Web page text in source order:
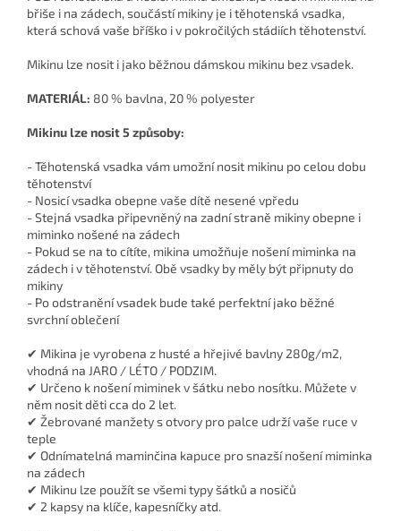
břiše i na zádech, součástí mikiny je i těhotenská vsadka,
která schová vaše bříško i v pokročilých stádiích těhotenství.
Mikinu lze nosit i jako běžnou dámskou mikinu bez vsadek.
MATERIÁL: 80 % bavlna, 20 % polyester
Mikinu lze nosit 5 způsoby:
- Těhotenská vsadka vám umožní nosit mikinu po celou dobu
těhotenství
- Nosicí vsadka obepne vaše dítě nesené vpředu
- Stejná vsadka připevněný na zadní straně mikiny obepne i
miminko nošené na zádech
- Pokud se na to cítíte, mikina umožňuje nošení miminka na
zádech i v těhotenství. Obě vsadky by měly být připnuty do
mikiny
- Po odstranění vsadek bude také perfektní jako běžné
svrchní oblečení
✔ Mikina je vyrobena z husté a hřejivé bavlny 280g/m2,
vhodná na JARO / LÉTO / PODZIM.
✔ Určeno k nošení miminek v šátku nebo nosítku. Můžete v
něm nosit děti cca do 2 let.
✔ Žebrované manžety s otvory pro palce udrží vaše ruce v
teple
✔ Odnímatelná maminčina kapuce pro snazší nošení miminka
na zádech
✔ Mikinu lze použít se všemi typy šátků a nosičů
✔ 2 kapsy na klíče, kapesníčky atd.